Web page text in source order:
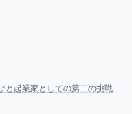
と起業家としての第二の挑戦